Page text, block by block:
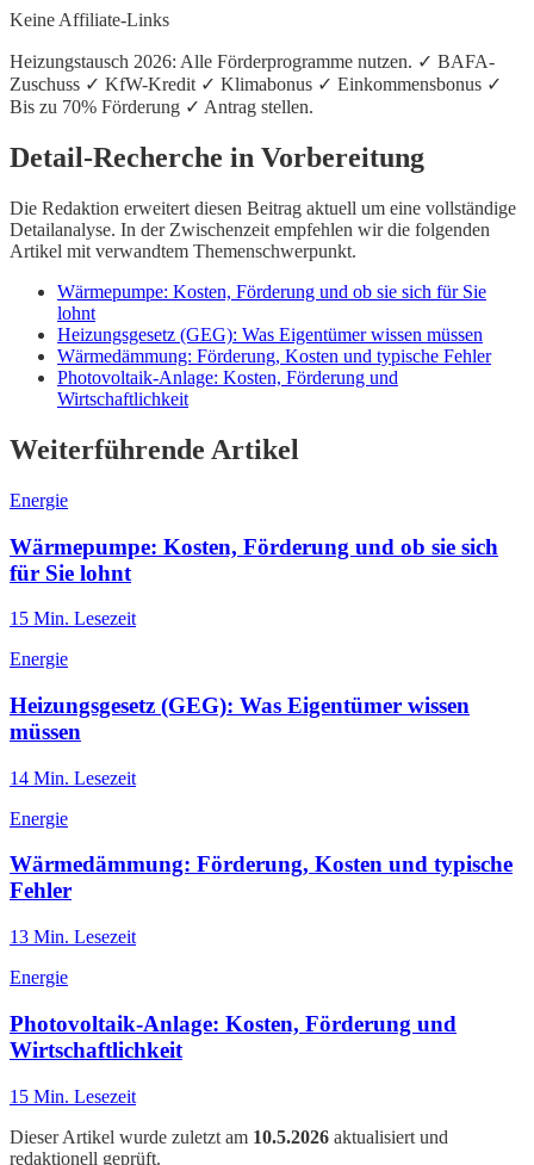
Keine Affiliate-Links
Heizungstausch 2026: Alle Förderprogramme nutzen. ✓ BAFA-
Zuschuss ✓ KfW-Kredit ✓ Klimabonus ✓ Einkommensbonus ✓
Bis zu 70% Förderung ✓ Antrag stellen.
Detail-Recherche in Vorbereitung
Die Redaktion erweitert diesen Beitrag aktuell um eine vollständige
Detailanalyse. In der Zwischenzeit empfehlen wir die folgenden
Artikel mit verwandtem Themenschwerpunkt.
Wärmepumpe: Kosten, Förderung und ob sie sich für Sie
lohnt
Heizungsgesetz (GEG): Was Eigentümer wissen müssen
Wärmedämmung: Förderung, Kosten und typische Fehler
Photovoltaik-Anlage: Kosten, Förderung und
Wirtschaftlichkeit
Weiterführende Artikel
Energie
Wärmepumpe: Kosten, Förderung und ob sie sich
für Sie lohnt
15 Min. Lesezeit
Energie
Heizungsgesetz (GEG): Was Eigentümer wissen
müssen
14 Min. Lesezeit
Energie
Wärmedämmung: Förderung, Kosten und typische
Fehler
13 Min. Lesezeit
Energie
Photovoltaik-Anlage: Kosten, Förderung und
Wirtschaftlichkeit
15 Min. Lesezeit
Dieser Artikel wurde zuletzt am 10.5.2026 aktualisiert und
redaktionell geprüft.